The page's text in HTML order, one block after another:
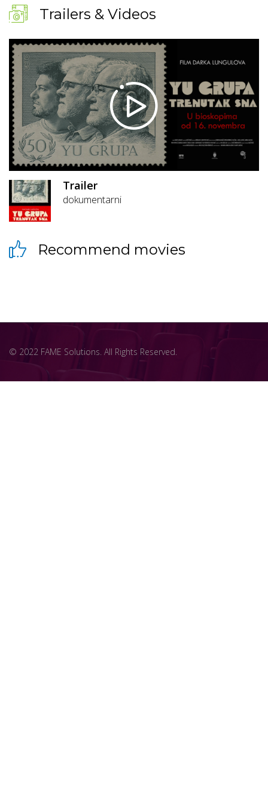
Trailers & Videos
Trailer
dokumentarni
Recommend movies
© 2022 FAME Solutions. All Rights Reserved.